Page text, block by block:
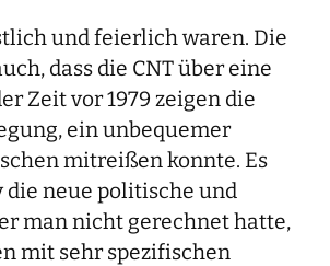
und feierlich waren. Die
dass die CNT über eine
Zeit vor 1979 zeigen die
ein unbequemer
mitreißen konnte. Es
neue politische und
man nicht gerechnet hatte,
mit sehr spezifischen